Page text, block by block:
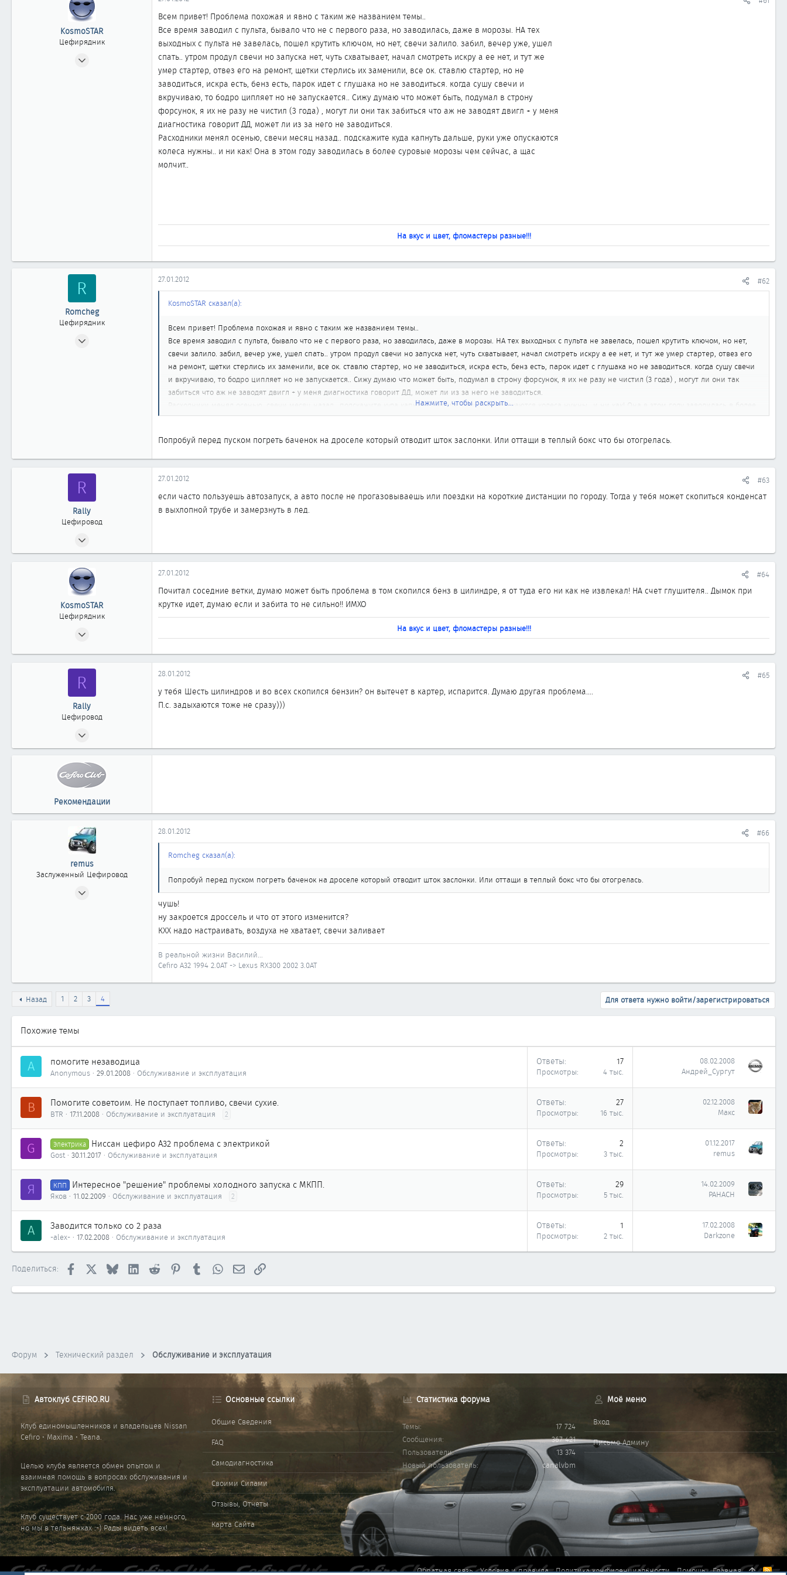
KosmoSTAR
Цефирядник
Всем привет! Проблема похожая и явно с таким же названием темы..
Все время заводил с пульта, бывало что не с первого раза, но заводилась, даже в морозы. НА тех
выходных с пульта не завелась, пошел крутить ключом, но нет, свечи залило. забил, вечер уже, ушел
спать.. утром продул свечи но запуска нет, чуть схватывает, начал смотреть искру а ее нет, и тут же
умер стартер, отвез его на ремонт, щетки стерлись их заменили, все ок. ставлю стартер, но не
заводиться, искра есть, бенз есть, парок идет с глушака но не заводиться. когда сушу свечи и
вкручиваю, то бодро ципляет но не запускается.. Сижу думаю что может быть, подумал в строну
форсунок, я их не разу не чистил (3 года) , могут ли они так забиться что аж не заводят двигл + у меня
диагностика говорит ДД, может ли из за него не заводиться.
Расходники менял осенью, свечи месяц назад.. подскажите куда капнуть дальше, руки уже опускаются
колеса нужны.. и ни как! Она в этом году заводилась в более суровые морозы чем сейчас, а щас
молчит..
На вкус и цвет, фломастеры разные!!!
R
Romcheg
Цефирядник
27.01.2012 #62
KosmoSTAR сказал(а):
Всем привет! Проблема похожая и явно с таким же названием темы..
Все время заводил с пульта, бывало что не с первого раза, но заводилась, даже в морозы. НА тех выходных с пульта не завелась, пошел крутить ключом, но нет,
свечи залило. забил, вечер уже, ушел спать.. утром продул свечи но запуска нет, чуть схватывает, начал смотреть искру а ее нет, и тут же умер стартер, отвез его
на ремонт, щетки стерлись их заменили, все ок. ставлю стартер, но не заводиться, искра есть, бенз есть, парок идет с глушака но не заводиться. когда сушу свечи
и вкручиваю, то бодро ципляет но не запускается.. Сижу думаю что может быть, подумал в строну форсунок, я их не разу не чистил (3 года) , могут ли они так
забиться что аж не заводят двигл + у меня диагностика говорит ДД, может ли из за него не заводиться.
Расходники менял осенью, свечи месяц назад.. подскажите куда капнуть дальше, руки уже опускаются колеса нужны.. и ни как! Она в этом году заводилась в более
суровые морозы чем сейчас, а щас молчит..
Нажмите, чтобы раскрыть...
Попробуй перед пуском погреть баченок на дроселе который отводит шток заслонки. Или оттащи в теплый бокс что бы отогрелась.
R
Rally
Цефировод
720
27.01.2012 #63
если часто пользуешь автозапуск, а авто после не прогазовываешь или поездки на короткие дистанции по городу. Тогда у тебя может скопиться конденсат
в выхлопной трубе и замерзнуть в лед.
KosmoSTAR
Цефирядник
27.01.2012 #64
Почитал соседние ветки, думаю может быть проблема в том скопился бенз в цилиндре, я от туда его ни как не извлекал! НА счет глушителя.. Дымок при
крутке идет, думаю если и забита то не сильно!! ИМХО
На вкус и цвет, фломастеры разные!!!
R
Rally
Цефировод
720
28.01.2012 #65
у тебя Шесть цилиндров и во всех скопился бензин? он вытечет в картер, испарится. Думаю другая проблема....
П.с. задыхаются тоже не сразу)))
Рекомендации
remus
Заслуженный Цефировод
28.01.2012 #66
Romcheg сказал(а):
Попробуй перед пуском погреть баченок на дроселе который отводит шток заслонки. Или оттащи в теплый бокс что бы отогрелась.
чушь!
ну закроется дроссель и что от этого изменится?
КХХ надо настраивать, воздуха не хватает, свечи заливает
В реальной жизни Василий...
Cefiro A32 1994 2.0AT -> Lexus RX300 2002 3.0AT
Назад 1 2 3 4 Для ответа нужно войти/зарегистрироваться
Похожие темы
A помогите незаводица
Anonymous 29.01.2008 Обслуживание и эксплуатация
Ответы 17
Просмотры 4 тыс.
08.02.2008
Андрей_Сургут
B Помогите советоим. Не поступает топливо, свечи сухие.
BTR 17.11.2008 Обслуживание и эксплуатация 2
Ответы 27
Просмотры 16 тыс.
02.12.2008
Макс
G Электрика Ниссан цефиро А32 проблема с электрикой
Gost 30.11.2017 Обслуживание и эксплуатация
Ответы 2
Просмотры 3 тыс.
01.12.2017
remus
Я КПП Интересное "решение" проблемы холодного запуска с МКПП.
Яков 11.02.2009 Обслуживание и эксплуатация 2
Ответы 29
Просмотры 5 тыс.
14.02.2009
PAHACH
A Заводится только со 2 раза
-alex- 17.02.2008 Обслуживание и эксплуатация
Ответы 1
Просмотры 2 тыс.
17.02.2008
Darkzone
Поделиться: Facebook Bluesky LinkedInReddit PinterestTumblrWhatsAppЭлектронная почта
Ссылка
Форум Технический раздел Обслуживание и эксплуатация
Автоклуб CEFIRO.RU
Клуб единомышленников и владельцев Nissan
Cefiro • Maxima • Teana.
Целью клуба является обмен опытом и
взаимная помощь в вопросах обслуживания и
эксплуатации автомобиля.
Клуб существует с 2000 года. Нас уже немного,
но мы в тельняжках :-) Рады видеть всех!
Основные ссылки
Общие Сведения
FAQ
Самодиагностика
Своими Силами
Отзывы, Отчеты
Карта Сайта
Статистика форума
Темы
17 724
Сообщения
367 421
Пользователи
13 374
Новый пользователь
canalvbm
Моё меню
Вход
Письмо Админу
Обратная связь Условия и правила Политика конфиденциальности Помощь Главная
R